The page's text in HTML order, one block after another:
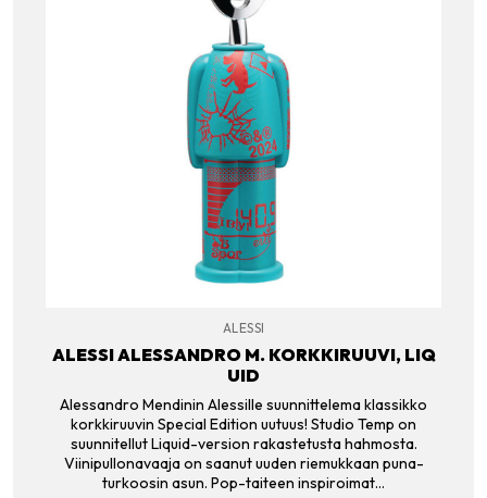
ALESSI
ALESSI ALESSANDRO M. KORKKIRUUVI, LIQ
UID
Alessandro Mendinin Alessille suunnittelema klassikko
korkkiruuvin Special Edition uutuus! Studio Temp on
suunnitellut Liquid-version rakastetusta hahmosta.
Viinipullonavaaja on saanut uuden riemukkaan puna-
turkoosin asun. Pop-taiteen inspiroimat…